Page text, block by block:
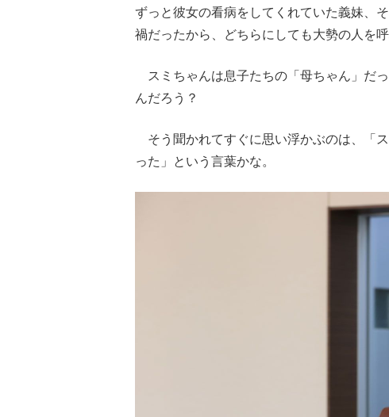
ずっと彼女の看病をしてくれていた義妹、
禍だったから、どちらにしても大勢の人を
スミちゃんは息子たちの「母ちゃん」だ
んだろう？
そう聞かれてすぐに思い浮かぶのは、「
った」という言葉かな。